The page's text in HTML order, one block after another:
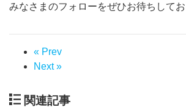
みなさまのフォローをぜひお待ちしてお
« Prev
Next »
関連記事